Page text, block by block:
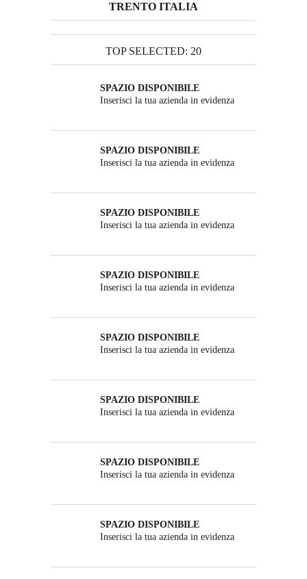
TRENTO ITALIA
TOP SELECTED: 20
SPAZIO DISPONIBILE
Inserisci la tua azienda in evidenza
SPAZIO DISPONIBILE
Inserisci la tua azienda in evidenza
SPAZIO DISPONIBILE
Inserisci la tua azienda in evidenza
SPAZIO DISPONIBILE
Inserisci la tua azienda in evidenza
SPAZIO DISPONIBILE
Inserisci la tua azienda in evidenza
SPAZIO DISPONIBILE
Inserisci la tua azienda in evidenza
SPAZIO DISPONIBILE
Inserisci la tua azienda in evidenza
SPAZIO DISPONIBILE
Inserisci la tua azienda in evidenza